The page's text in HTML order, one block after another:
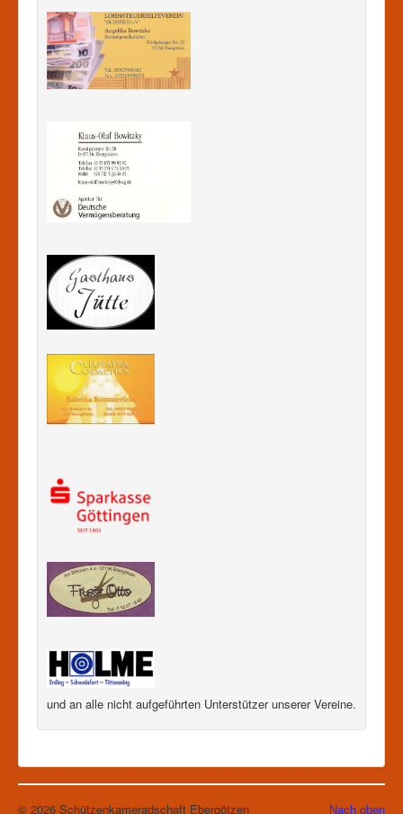
und an alle nicht aufgeführten Unterstützer unserer Vereine.
Nach oben
© 2026 Schützenkameradschaft Ebergötzen